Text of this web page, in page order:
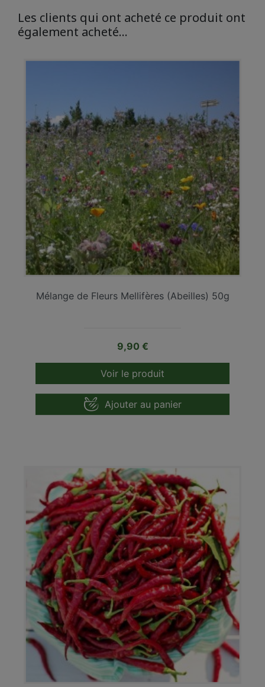
Les clients qui ont acheté ce produit ont
également acheté...
Mélange de Fleurs Mellifères (Abeilles) 50g
Prix
9,90 €
Voir le produit
Ajouter au panier